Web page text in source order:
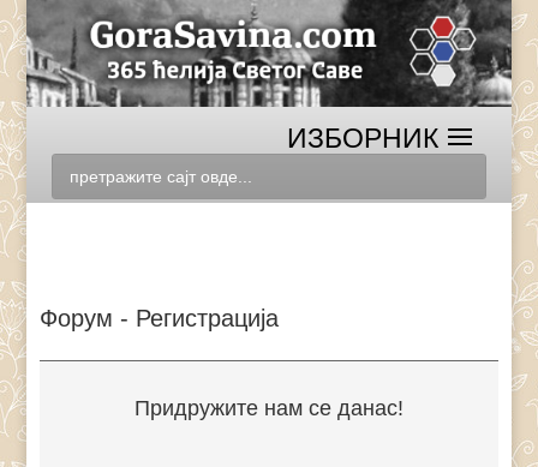
Форум - Регистрација
Придружите нам се данас!